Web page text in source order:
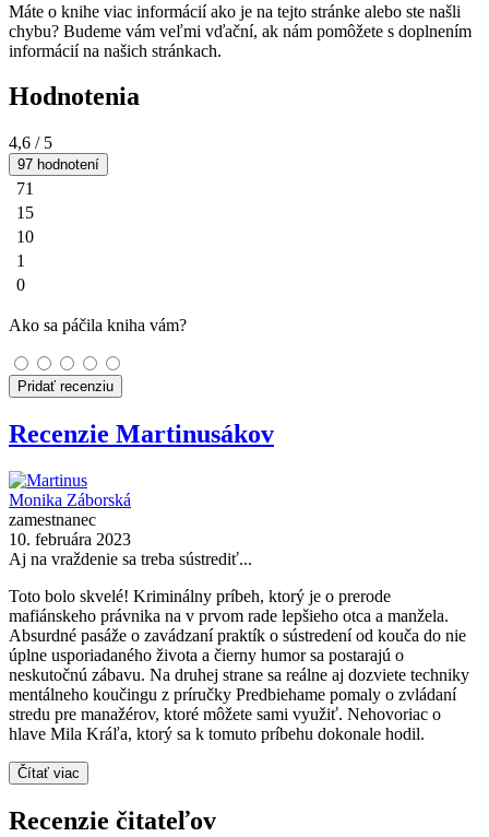
Máte o knihe viac informácií ako je na tejto stránke alebo ste našli
chybu? Budeme vám veľmi vďační, ak nám pomôžete s doplnením
informácií na našich stránkach.
Hodnotenia
4,6 / 5
97 hodnotení
71
15
10
1
0
Ako sa páčila kniha vám?
Pridať recenziu
Recenzie Martinusákov
Monika Záborská
zamestnanec
10. februára 2023
Aj na vraždenie sa treba sústrediť...
Toto bolo skvelé! Kriminálny príbeh, ktorý je o prerode
mafiánskeho právnika na v prvom rade lepšieho otca a manžela.
Absurdné pasáže o zavádzaní praktík o sústredení od kouča do nie
úplne usporiadaného života a čierny humor sa postarajú o
neskutočnú zábavu. Na druhej strane sa reálne aj dozviete techniky
mentálneho koučingu z príručky Predbiehame pomaly o zvládaní
stredu pre manažérov, ktoré môžete sami využiť. Nehovoriac o
hlave Mila Kráľa, ktorý sa k tomuto príbehu dokonale hodil.
Čítať viac
Recenzie čitateľov